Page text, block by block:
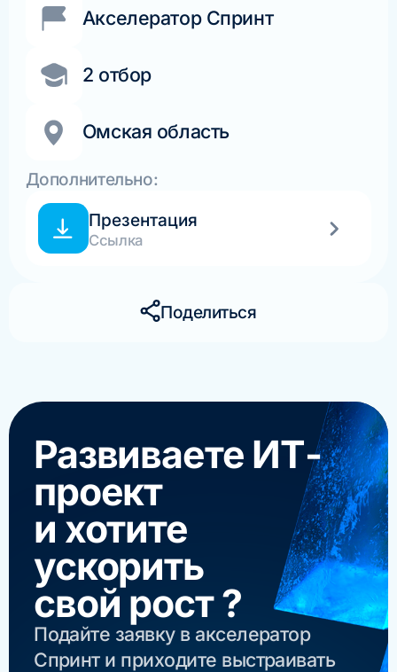
Акселератор Спринт
2 отбор
Омская область
Дополнительно:
Презентация
Ссылка
Поделиться
Развиваете ИТ-
проект
и хотите
ускорить
свой рост ?
Подайте заявку в акселератор
Спринт и приходите выстраивать